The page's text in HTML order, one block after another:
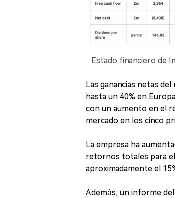
Estado financiero de
Las ganancias netas
hasta un 40% en
con un aumento en el
mercado en los cinco
La empresa ha
retornos totales para
aproximadamente el
Además, un informe